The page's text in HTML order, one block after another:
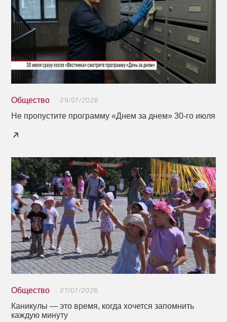
Общество 29/07/2026
Не пропустите программу «Днем за днем» 30-го июля
Общество 27/07/2026
Каникулы — это время, когда хочется запомнить
каждую минуту